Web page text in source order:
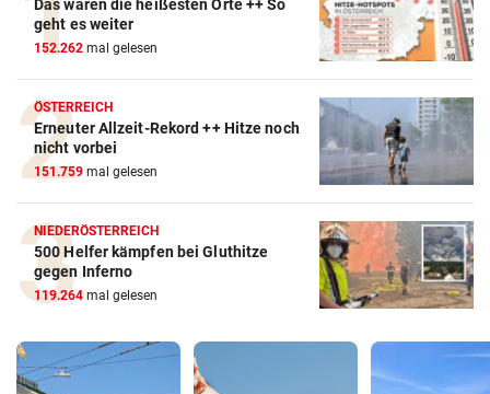
Das waren die heißesten Orte ++ So
geht es weiter
152.262 mal gelesen
ÖSTERREICH
Erneuter Allzeit-Rekord ++ Hitze noch
nicht vorbei
151.759 mal gelesen
NIEDERÖSTERREICH
500 Helfer kämpfen bei Gluthitze
gegen Inferno
119.264 mal gelesen